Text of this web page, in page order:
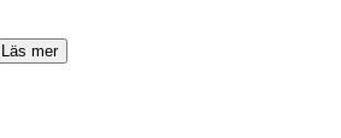
Läs mer